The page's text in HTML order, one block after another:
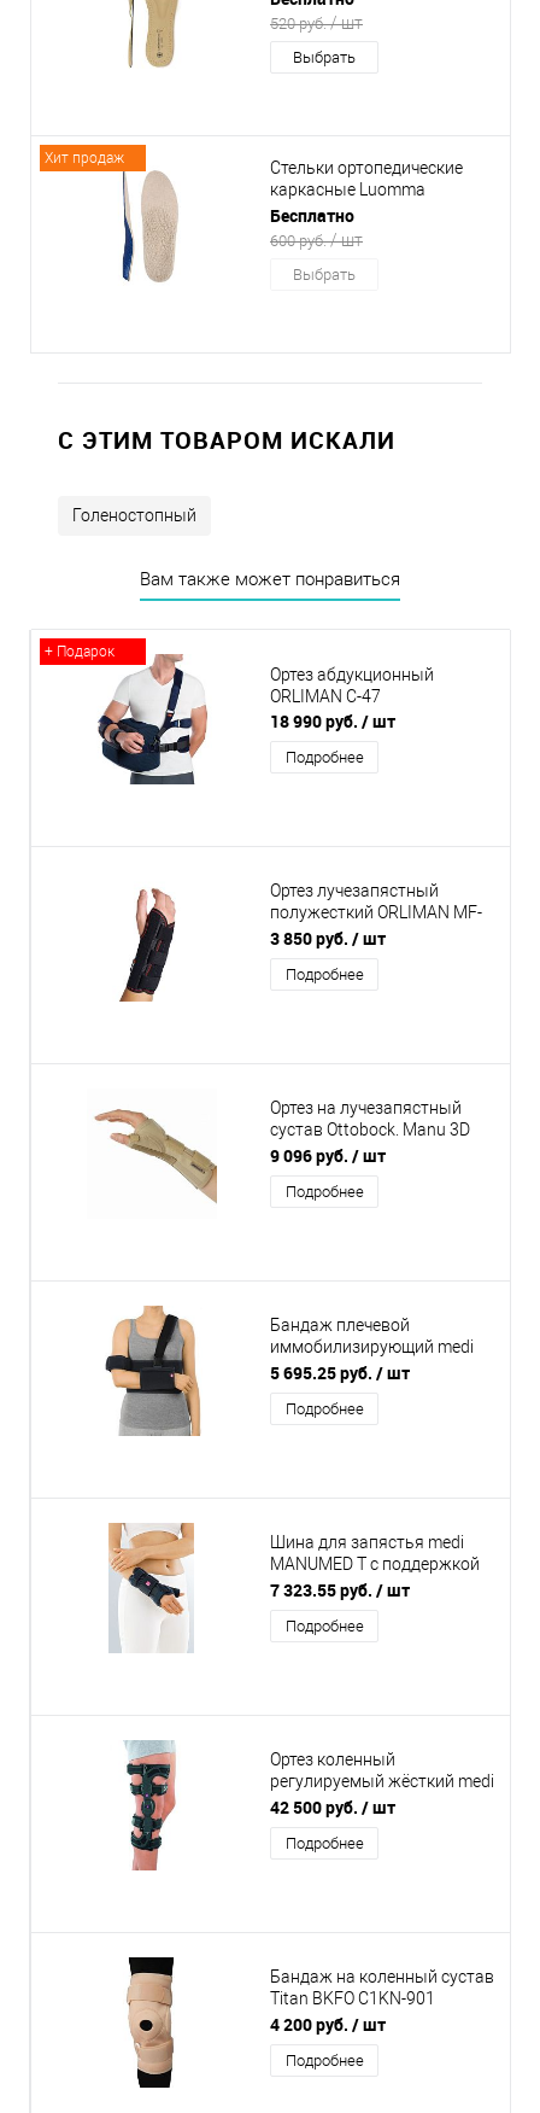
520 руб./ шт
Выбрать
Хит продаж
Стельки ортопедические
каркасные Luomma
LUM210T
Бесплатно
600 руб./ шт
Выбрать
C ЭТИМ ТОВАРОМ ИСКАЛИ
Голеностопный
Вам также может понравиться
+ Подарок
Ортез абдукционный
ORLIMAN C-47
18 990 руб. / шт
Подробнее
Ортез лучезапястный
полужесткий ORLIMAN MF-
I61 левый
3 850 руб. / шт
Подробнее
Ортез на лучезапястный
сустав Ottobock. Manu 3D
Pollex 4146
9 096 руб. / шт
Подробнее
Бандаж плечевой
иммобилизирующий medi
Arm fix
5 695.25 руб. / шт
Подробнее
Шина для запястья medi
MANUMED T с поддержкой
большого пальца
7 323.55 руб. / шт
Подробнее
Ортез коленный
регулируемый жёсткий medi
M.4 X-lock
42 500 руб. / шт
Подробнее
Бандаж на коленный сустав
Titan BKFO C1KN-901
фиксирующий с ребрами
жесткости и отверстием
4 200 руб. / шт
Подробнее